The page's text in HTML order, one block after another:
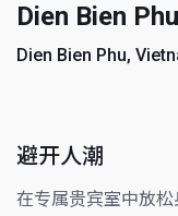
Dien Bien Phu
Dien Bien Phu,
避开人潮
在专属贵宾室中放松